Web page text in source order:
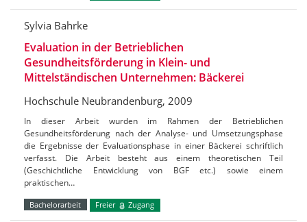
Sylvia Bahrke
Evaluation in der Betrieblichen
Gesundheitsförderung in Klein- und
Mittelständischen Unternehmen: Bäckerei
Hochschule Neubrandenburg, 2009
In dieser Arbeit wurden im Rahmen der Betrieblichen
Gesundheitsförderung nach der Analyse- und Umsetzungsphase
die Ergebnisse der Evaluationsphase in einer Bäckerei schriftlich
verfasst. Die Arbeit besteht aus einem theoretischen Teil
(Geschichtliche Entwicklung von BGF etc.) sowie einem
praktischen…
Bachelorarbeit Freier Zugang